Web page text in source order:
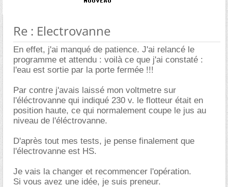
Re : Electrovanne
En effet, j'ai manqué de patience. J'ai relancé le
programme et attendu : voilà ce que j'ai constaté :
l'eau est sortie par la porte fermée !!!
Par contre j'avais laissé mon voltmetre sur
l'éléctrovanne qui indiqué 230 v. le flotteur était en
position haute, ce qui normalement coupe le jus au
niveau de l'éléctrovanne.
D'après tout mes tests, je pense finalement que
l'électrovanne est HS.
Je vais la changer et recommencer l'opération.
Si vous avez une idée, je suis preneur.